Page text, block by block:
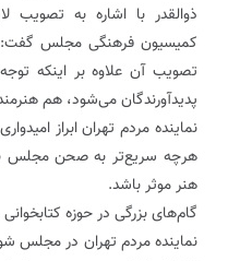
ذوالقدر با اشاره به
کمیسیون فرهنگی مجلس گفت:
تصویب آن علاوه بر اینکه
پدیدآورندگان می‌شود، هم
نماینده مردم تهران ابراز
هرچه سریع‌تر به صحن مجلس
هنر موثر باشد.
گام‌های بزرگی در حوزه
نماینده مردم تهران در مجلس